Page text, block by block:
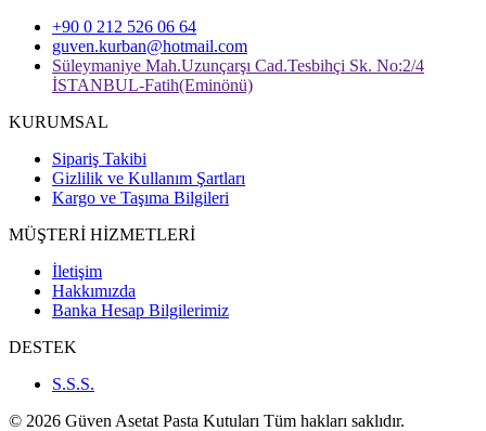
+90 0 212 526 06 64
guven.kurban@hotmail.com
Süleymaniye Mah.Uzunçarşı Cad.Tesbihçi Sk. No:2/4
İSTANBUL-Fatih(Eminönü)
KURUMSAL
Sipariş Takibi
Gizlilik ve Kullanım Şartları
Kargo ve Taşıma Bilgileri
MÜŞTERİ HİZMETLERİ
İletişim
Hakkımızda
Banka Hesap Bilgilerimiz
DESTEK
S.S.S.
© 2026 Güven Asetat Pasta Kutuları Tüm hakları saklıdır.